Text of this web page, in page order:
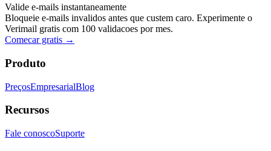
Valide e-mails instantaneamente
Bloqueie e-mails invalidos antes que custem caro. Experimente o
Verimail gratis com 100 validacoes por mes.
Comecar gratis →
Produto
PreçosEmpresarialBlog
Recursos
Fale conoscoSuporte